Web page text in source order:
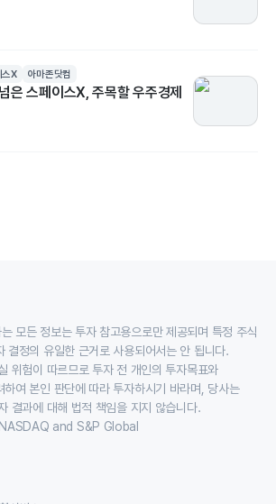
스X 아마존닷컴
은 스페이스X, 주목할 우주경제
모든 정보는 투자 참고용으로만 제공되며 특정 주식
결정의 유일한 근거로 사용되어서는 안 됩니다.
위험이 따르므로 투자 전 개인의 투자목표와
하여 본인 판단에 따라 투자하시기 바라며, 당사는
결과에 대해 법적 책임을 지지 않습니다.
and S&P Global